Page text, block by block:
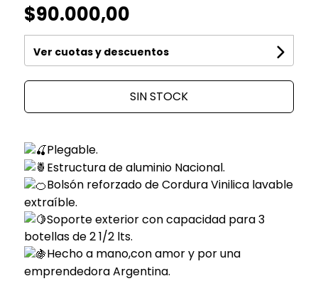
$90.000,00
Ver cuotas y descuentos
SIN STOCK
Plegable.
Estructura de aluminio Nacional.
Bolsón reforzado de Cordura Vinilica lavable
extraíble.
Soporte exterior con capacidad para 3
botellas de 2 1/2 lts.
Hecho a mano,con amor y por una
emprendedora Argentina.